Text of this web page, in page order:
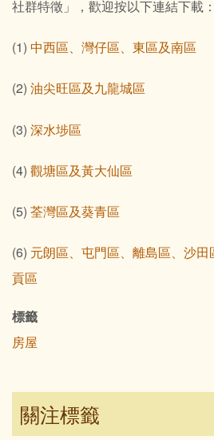
社群特徵」，歡迎按以下連結下載：
(1) 中西區、灣仔區、東區及南區
(2) 油尖旺區及九龍城區
(3) 深水埗區
(4) 觀塘區及黃大仙區
(5) 荃灣區及葵青區
(6) 元朗區、屯門區、離島區、沙
貢區
標籤
房屋
關注標籤